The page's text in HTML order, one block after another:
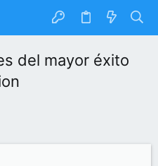
del mayor éxito